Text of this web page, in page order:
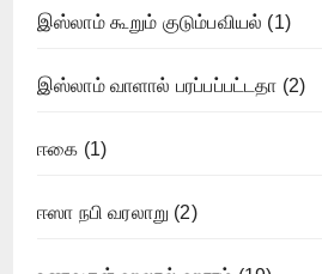
இஸ்லாம் கூறும் குடும்பவியல் (1)
இஸ்லாம் வாளால் பரப்பப்பட்டதா (2)
ஈகை (1)
ஈஸா நபி வரலாறு (2)